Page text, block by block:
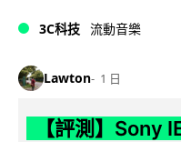
3C科技 流動音樂
Lawton 1 日
【評測】Sony